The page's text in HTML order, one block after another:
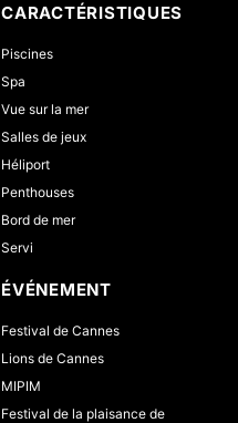
CARACTÉRISTIQUES
Piscines
Spa
Vue sur la mer
Salles de jeux
Héliport
Penthouses
Bord de mer
Servi
ÉVÉNEMENT
Festival de Cannes
Lions de Cannes
MIPIM
Festival de la plaisance de